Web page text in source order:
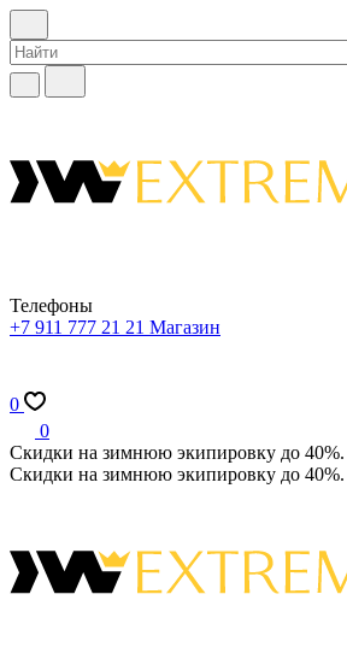
Телефоны
+7 911 777 21 21 Магазин
0
0
Скидки на зимнюю экипировку до 40%.
Скидки на зимнюю экипировку до 40%.